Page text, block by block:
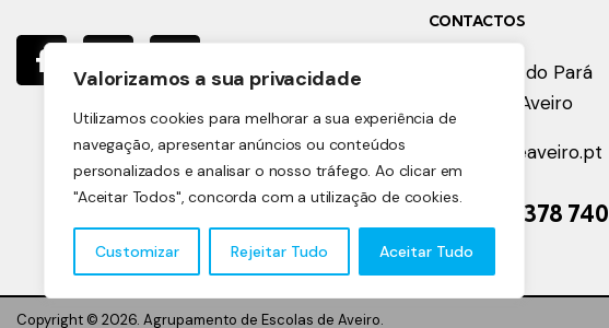
Valorizamos a sua privacidade
Utilizamos cookies para melhorar a sua experiência de
navegação, apresentar anúncios ou conteúdos
personalizados e analisar o nosso tráfego. Ao clicar em
"Aceitar Todos", concorda com a utilização de cookies.
Customizar Rejeitar Tudo Aceitar Tudo
CONTACTOS
Rua Belém do Pará
Aveiro
eaveiro.pt
34 378 740
Copyright © 2026. Agrupamento de Escolas de Aveiro.